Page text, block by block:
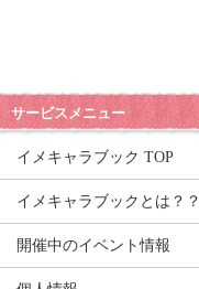
サービスメニュー
イメキャラブック TOP
イメキャラブックとは？？
開催中のイベント情報